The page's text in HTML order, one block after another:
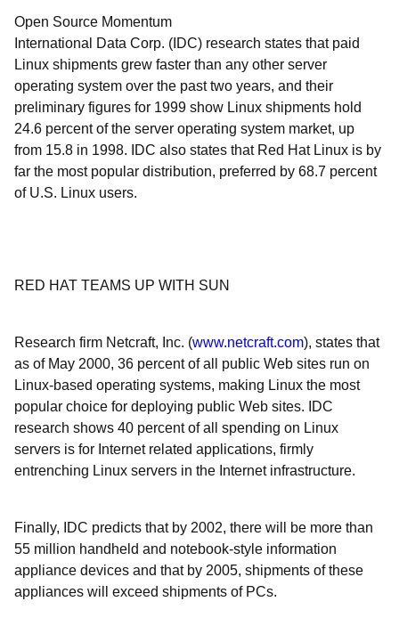
Open Source Momentum
International Data Corp. (IDC) research states that paid
Linux shipments grew faster than any other server
operating system over the past two years, and their
preliminary figures for 1999 show Linux shipments hold
24.6 percent of the server operating system market, up
from 15.8 in 1998. IDC also states that Red Hat Linux is by
far the most popular distribution, preferred by 68.7 percent
of U.S. Linux users.
RED HAT TEAMS UP WITH SUN
Research firm Netcraft, Inc. (www.netcraft.com), states that
as of May 2000, 36 percent of all public Web sites run on
Linux-based operating systems, making Linux the most
popular choice for deploying public Web sites. IDC
research shows 40 percent of all spending on Linux
servers is for Internet related applications, firmly
entrenching Linux servers in the Internet infrastructure.
Finally, IDC predicts that by 2002, there will be more than
55 million handheld and notebook-style information
appliance devices and that by 2005, shipments of these
appliances will exceed shipments of PCs.